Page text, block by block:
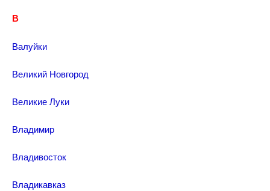
В
Валуйки
Великий Новгород
Великие Луки
Владимир
Владивосток
Владикавказ